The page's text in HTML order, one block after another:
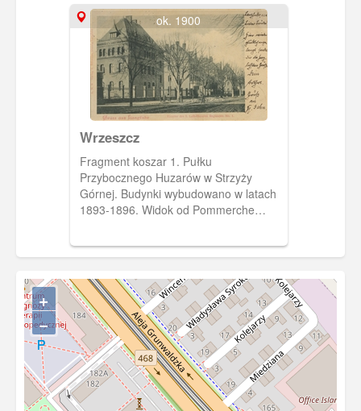
ok. 1900
Wrzeszcz
Fragment koszar 1. Pułku
Przybocznego Huzarów w Strzyży
Górnej. Budynki wybudowano w latach
1893-1896. Widok od Pommerche
+
−